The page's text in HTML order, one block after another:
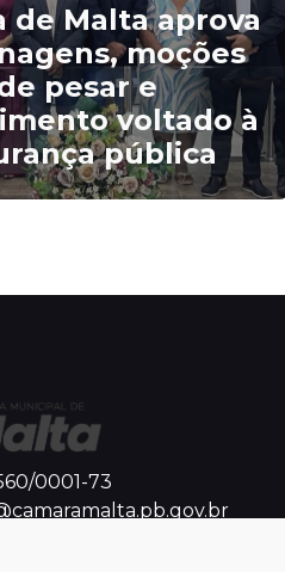
de Malta aprova
moções
pesar e
voltado à
pública
0001-73